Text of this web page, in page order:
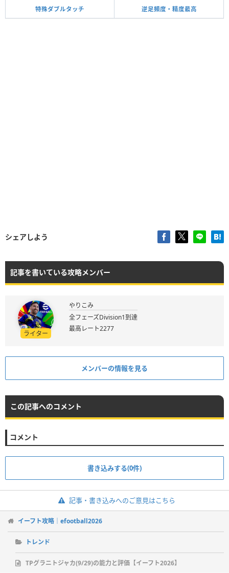
特殊ダブルタッチ 逆足頻度・精度最高
シェアしよう
記事を書いている攻略メンバー
ライター
やりこみ
全フェーズDivision1到達
最高レート2277
メンバーの情報を見る
この記事へのコメント
コメント
書き込みする(0件)
記事・書き込みへのご意見はこちら
イーフト攻略｜efootball2026
トレンド
TPグラニトジャカ(9/29)の能力と評価【イーフト2026】